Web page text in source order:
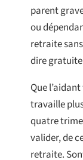
parent
ou
retraite
dire
Que
travaille
quatre
valider, de
retraite.